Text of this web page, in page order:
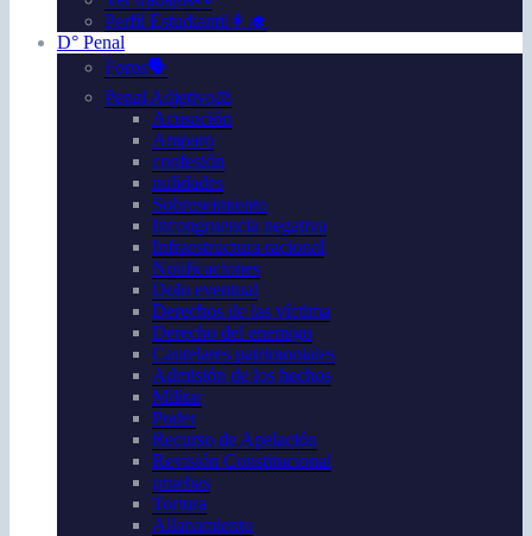
Perfil Estudiantil👩‍🎓
D° Penal
Foros🗣️
Penal Adjetivo⚖️
Acusación
Amparo
confesión
nulidades
Sobreseimiento
Incongruencia negativa
Infraestructura racional
Notificaciones
Dolo eventual
Derechos de las víctima
Derecho del enemigo
Cautelares patrimoniales
Admisión de los hechos
Militar
Poder
Recurso de Apelación
Revisión Constitucional
pruebas
Tortura
Allanamiento